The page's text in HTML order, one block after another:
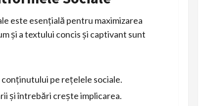
este esențială pentru maximizarea
și a textului concis și captivant sunt
pe rețelele sociale.
și întrebări crește implicarea.